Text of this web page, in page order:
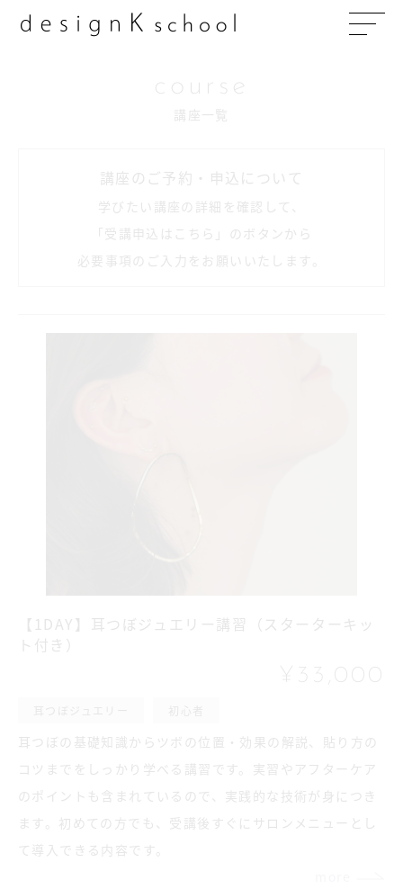
商材購入
course
講座一覧
講座のご予約・申込について
学びたい講座の詳細を確認して、
「受講申込はこちら」のボタンから
必要事項のご入力をお願いいたします。
【1DAY】耳つぼジュエリー講習（スターターキッ
ト付き）
¥33,000
耳つぼの基礎知識からツボの位置・効果の解説、貼り方の
コツまでをしっかり学べる講習です。実習やアフターケア
のポイントも含まれているので、実践的な技術が身につき
ます。初めての方でも、受講後すぐにサロンメニューとし
て導入できる内容です。